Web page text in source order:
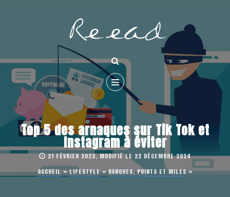
Top 5 des arnaques sur Tik Tok et
Instagram à éviter
21 FÉVRIER 2023, MODIFIÉ LE 22 DÉCEMBRE 2024
ACCUEIL»LIFESTYLE»BANQUES, POINTS ET MILES»